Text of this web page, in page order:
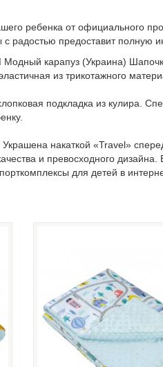
ребенка от официального
радостью предоставит полную
карапуз (Украина)
из трикотажного
подкладка из кулира.
Украшена накаткой «Travel»
и превосходного
для детей в